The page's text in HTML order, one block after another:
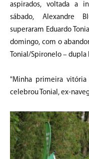
aspirados, voltada a
sábado, Alexandre
superaram Eduardo
domingo, com o
Tonial/Spironelo –
"Minha primeira
celebrou Tonial, ex-